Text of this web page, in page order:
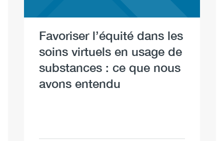
Favoriser l’équité dans les
soins virtuels en usage de
substances : ce que nous
avons entendu